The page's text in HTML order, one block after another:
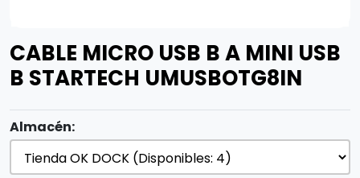
CABLE MICRO USB B A MINI USB
B STARTECH UMUSBOTG8IN
Almacén: